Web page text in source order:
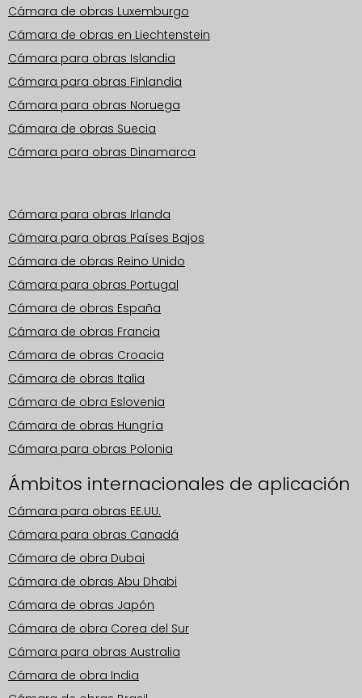
Cámara de obras Luxemburgo
Cámara de obras en Liechtenstein
Cámara para obras Islandia
Cámara para obras Finlandia
Cámara para obras Noruega
Cámara de obras Suecia
Cámara para obras Dinamarca
Cámara para obras Irlanda
Cámara para obras Países Bajos
Cámara de obras Reino Unido
Cámara para obras Portugal
Cámara de obras España
Cámara de obras Francia
Cámara de obras Croacia
Cámara de obras Italia
Cámara de obra Eslovenia
Cámara de obras Hungría
Cámara para obras Polonia
Ámbitos internacionales de aplicación
Cámara para obras EE.UU.
Cámara para obras Canadá
Cámara de obra Dubai
Cámara de obras Abu Dhabi
Cámara de obras Japón
Cámara de obra Corea del Sur
Cámara para obras Australia
Cámara de obra India